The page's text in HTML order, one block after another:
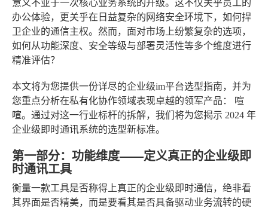
意义不亚于一次核心业务系统的升级。这不仅关乎员工的
办公体验，更关乎在日益复杂的网络安全环境下，如何捍
卫企业的通信主权。然而，面对市场上纷繁复杂的选项，
如何从功能深度、安全等级与部署灵活性等多个维度进行
精准评估？
本文将为您提供一份详尽的企业级im平台选型指南，并为
您重点分析在私有化协作领域表现卓越的领军产品： 喧
喧。通过对这一行业标杆的拆解，我们将为您揭示 2024 年
企业级即时通讯系统的选型新标准。
第一部分：功能维度——定义真正的企业级即
时通讯工具
衡量一款工具是否称得上真正的企业级即时通信，绝非看
其界面是否精美，而是要看其是否具备驱动业务流转的硬